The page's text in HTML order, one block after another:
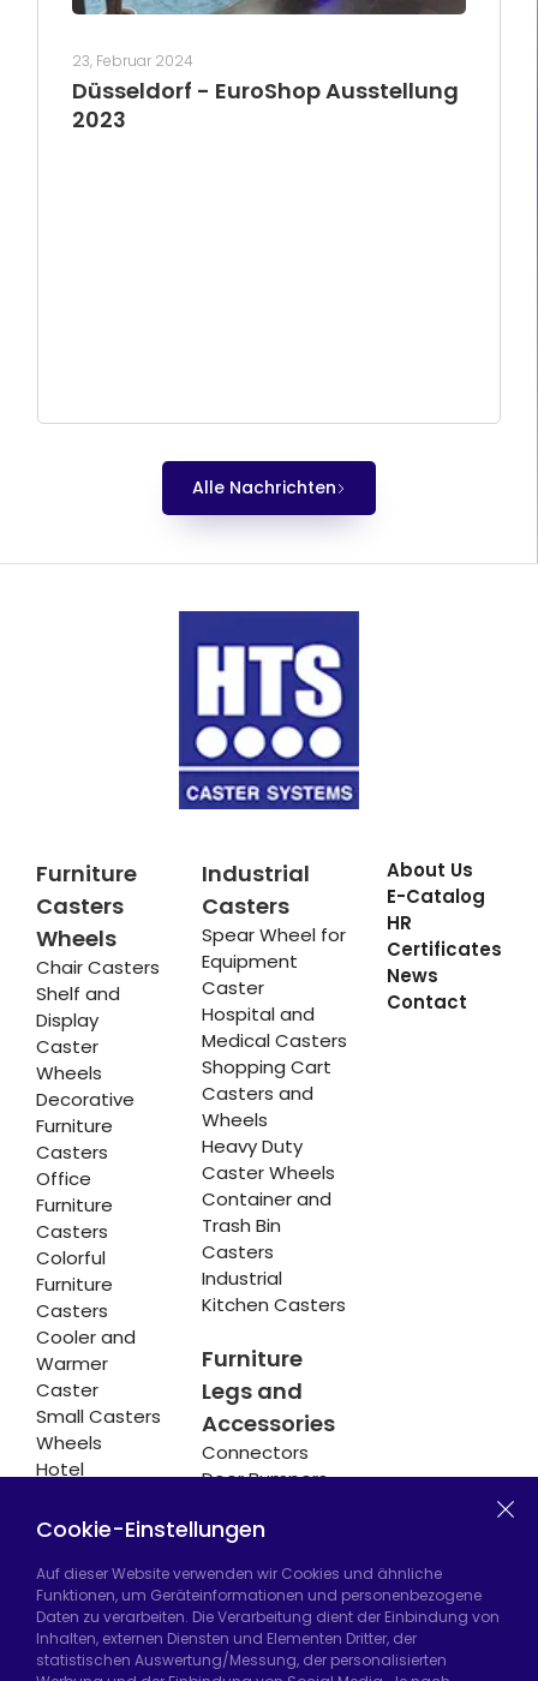
23, Februar 2024
Düsseldorf - EuroShop Ausstellung
2023
Alle Nachrichten
Furniture
Casters
Wheels
Chair Casters
Shelf and
Display
Caster
Wheels
Decorative
Furniture
Casters
Office
Furniture
Casters
Colorful
Furniture
Casters
Cooler and
Warmer
Caster
Small Casters
Wheels
Hotel
Casters
Industrial
Casters
Spear Wheel for
Equipment
Caster
Hospital and
Medical Casters
Shopping Cart
Casters and
Wheels
Heavy Duty
Caster Wheels
Container and
Trash Bin
Casters
Industrial
Kitchen Casters
Furniture
Legs and
Accessories
Connectors
Door Bumpers
About Us
E-Catalog
HR
Certificates
News
Contact
Hadımköy Fabrik:Atatürk Sanayi Bölgesi,
Uzunçayır Caddesi, No:11 Hadımköy, 34555
Cookie-Einstellungen
Auf dieser Website verwenden wir Cookies und ähnliche
Funktionen, um Geräteinformationen und personenbezogene
Daten zu verarbeiten. Die Verarbeitung dient der Einbindung von
Inhalten, externen Diensten und Elementen Dritter, der
statistischen Auswertung/Messung, der personalisierten